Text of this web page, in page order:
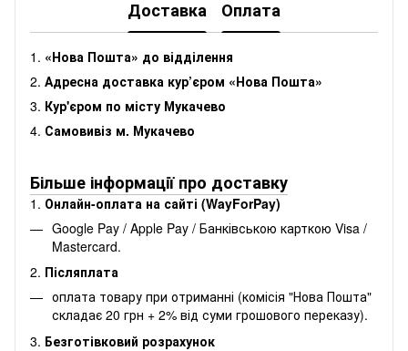
Доставка Оплата
1. «Нова Пошта» до відділення
2. Адресна доставка кур’єром «Нова Пошта»
3. Кур'єром по місту Мукачево
4. Самовивіз м. Мукачево
Більше інформації про доставку
1. Онлайн-оплата на сайті (WayForPay)
Google Pay / Apple Pay / Банківською карткою Visa /
Mastercard.
2. Післяплата
оплата товару при отриманні (комісія "Нова Пошта"
складає 20 грн + 2% від суми грошового переказу).
3. Безготівковий розрахунок